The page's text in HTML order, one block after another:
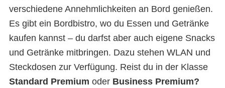
verschiedene Annehmlichkeiten an Bord genießen.
Es gibt ein Bordbistro, wo du Essen und Getränke
kaufen kannst – du darfst aber auch eigene Snacks
und Getränke mitbringen. Dazu stehen WLAN und
Steckdosen zur Verfügung. Reist du in der Klasse
Standard Premium oder Business Premium?